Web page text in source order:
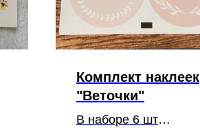
Комплект наклеек
"Веточки"
В наборе 6 шт